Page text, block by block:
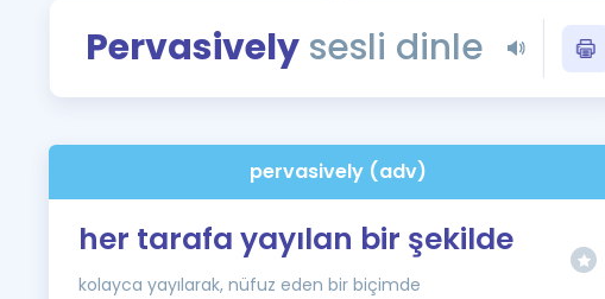
YDS - YÖKDİL
İngilizce
Pervasivelysesli dinle
pervasively (adv)
her tarafa yayılan bir şekilde
kolayca yayılarak, nüfuz eden bir biçimde